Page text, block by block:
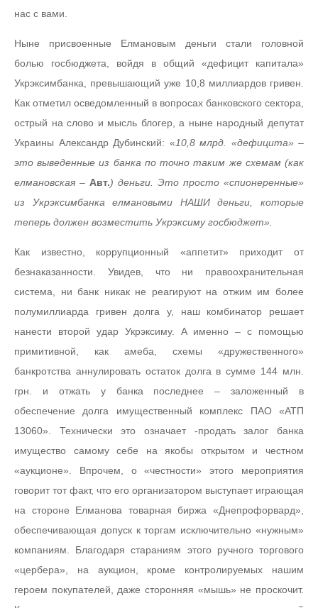
нас с вами.
Ныне присвоенные Елмановым деньги стали головной
болью госбюджета, войдя в общий «дефицит капитала»
Укрэксимбанка, превышающий уже 10,8 миллиардов гривен.
Как отметил осведомленный в вопросах банковского сектора,
острый на слово и мысль блогер, а ныне народный депутат
Украины Александр Дубинский: «10,8 млрд. «дефицита» –
это выведенные из банка по точно таким же схемам (как
елмановская – Авт.) деньги. Это просто «спионеренные»
из Укрэксимбанка елмановыми НАШИ деньги, которые
теперь должен возместить Укрэксиму госбюджет».
Как известно, коррупционный «аппетит» приходит от
безнаказанности. Увидев, что ни правоохранительная
система, ни банк никак не реагируют на отжим им более
полумиллиарда гривен долга у, наш комбинатор решает
нанести второй удар Укрэксиму. А именно – с помощью
примитивной, как амеба, схемы «дружественного»
банкротства аннулировать остаток долга в сумме 144 млн.
грн. и отжать у банка последнее – заложенный в
обеспечение долга имущественный комплекс ПАО «АТП
13060». Технически это означает -продать залог банка
имущество самому себе на якобы открытом и честном
«аукционе». Впрочем, о «честности» этого мероприятия
говорит тот факт, что его организатором выступает играющая
на стороне Елманова товарная биржа «Днепрофорвард»,
обеспечивающая допуск к торгам исключительно «нужным»
компаниям. Благодаря стараниям этого ручного торгового
«цербера», на аукцион, кроме контролируемых нашим
героем покупателей, даже сторонняя «мышь» не проскочит.